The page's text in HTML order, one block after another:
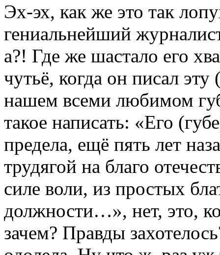
Эх-эх, как же это так
гениальнейший
а?! Где же шастало его
чутьё, когда он писал
нашем всеми любимом
такое написать: «Его
предела, ещё пять лет
трудягой на благо
силе воли, из простых
должности…», нет, это,
зачем? Правды